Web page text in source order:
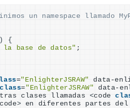
un namespace llamado
{
la base de datos" ;
="EnlighterJSRAW" data-
class= "EnlighterJSRAW" data-
clases llamadas <code
> en diferentes partes del